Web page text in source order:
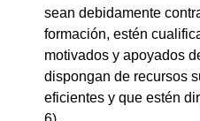
sean debidamente
formación, estén
motivados y apoyados
dispongan de recursos
eficientes y que estén